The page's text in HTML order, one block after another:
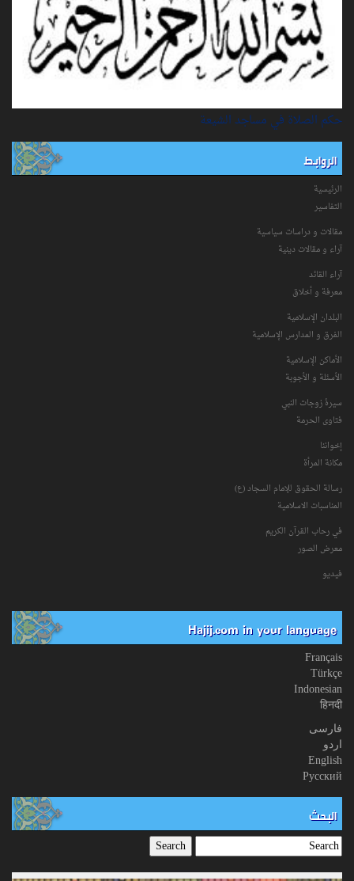
حكم الصلاة في مساجد الشيعة
الروابط
الرئيسية
التفاسیر
مقالات و دراسات سياسية
آراء و مقالات دينية
آراء القائد
معرفة و أخلاق
البلدان الإسلامية
الفرق و المدارس الإسلامية
الأماكن الإسلامية
الأسئلة و الأجوبة
سیرۀ زوجات النبي
فتاوی الحرمة
إخواننا
مكانة‌ المرأة
رسالة الحقوق للإمام السجاد (ع)
المناسبات الاسلامیة
في رحاب القرآن الکریم
معرض الصور
فیدیو
Hajij.com in your language
Français
Türkçe
Indonesian
हिनदी
فارسی
اردو
English
Русский
البحث